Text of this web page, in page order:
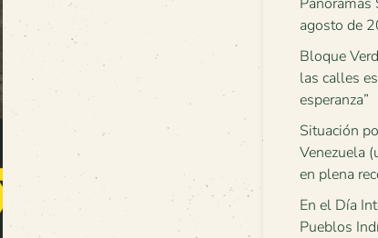
agosto de
Bloque
las calles
esperanza”
Situación
Venezuela
en plena
En el Día
Pueblos